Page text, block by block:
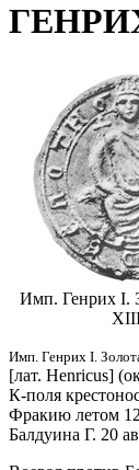
Имп. Генрих I.
Имп. Генрих I.
[лат. Henricus]
К-поля
Фракию летом
Балдуина Г. 20